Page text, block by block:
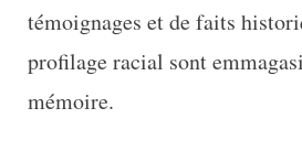
témoignages et de faits
profilage racial sont
mémoire.